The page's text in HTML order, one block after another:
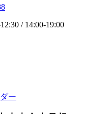
/ 14:00-19:00
ー